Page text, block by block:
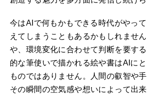
今はAIで何もかもできる時代がやっ
えてしまうこともあるかもしれませ
や、環境変化に合わせて判断を要す
的な筆使いで描かれる絵や書はAIに
ものではありません。人間の叡智や手
その瞬間の空気感や想いによって出